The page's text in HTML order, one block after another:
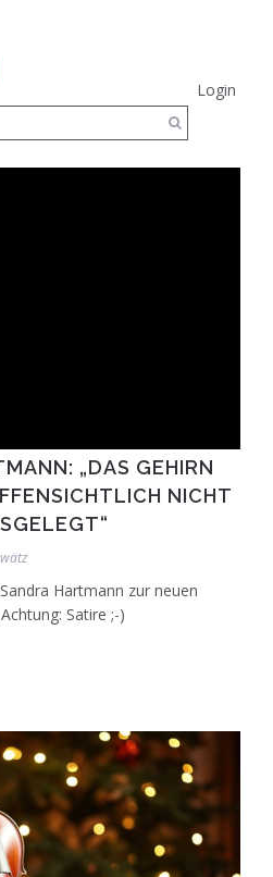
Login
„DAS GEHIRN
NICHT
Hartmann zur neuen
Satire ;-)